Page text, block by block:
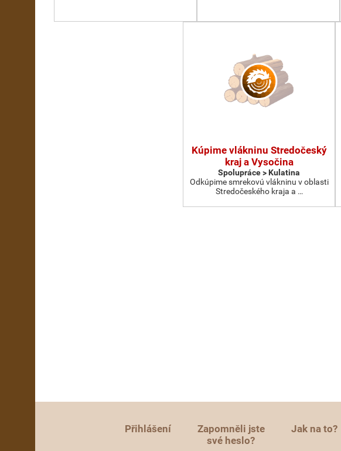
Kúpime vlákninu Stredočeský
kraj a Vysočina
Spolupráce > Kulatina
Odkúpime smrekovú vlákninu v oblasti
Stredočeského kraja a …
Přihlášení
Zapomněli jste
své heslo?
Jak na to?